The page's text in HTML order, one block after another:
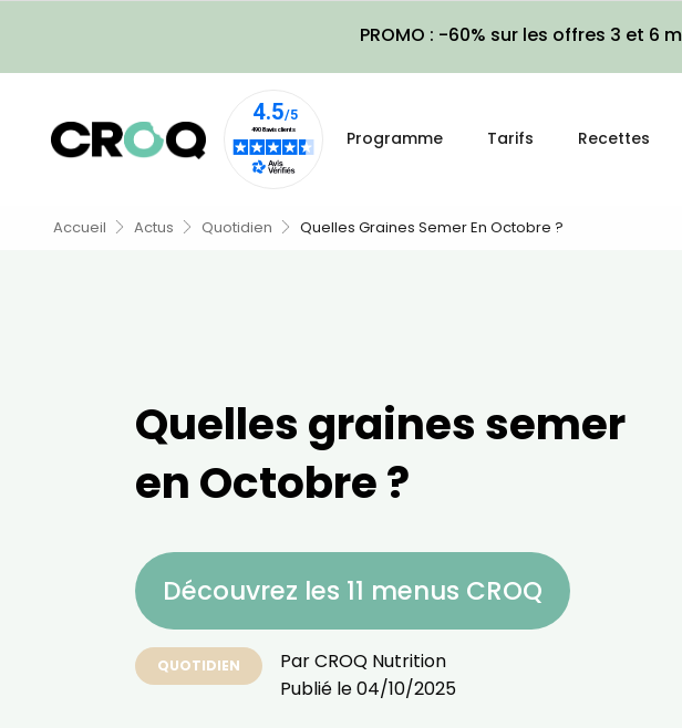
PROMO : -60% sur les offres 3 et 6
Programme Tarifs Recettes
Accueil Actus Quotidien Quelles Graines Semer En Octobre ?
Quelles graines semer
en Octobre ?
Découvrez les 11 menus CROQ
QUOTIDIEN ParCROQ Nutrition
Publié le04/10/2025